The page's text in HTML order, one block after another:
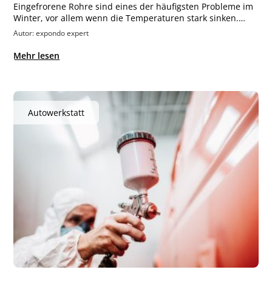
Eingefrorene Rohre sind eines der häufigsten Probleme im
Winter, vor allem wenn die Temperaturen stark sinken.…
Autor: expondo expert
Mehr lesen
Autowerkstatt